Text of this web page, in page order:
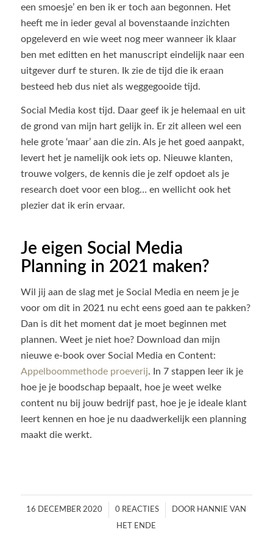
een smoesje’ en ben ik er toch aan begonnen. Het
heeft me in ieder geval al bovenstaande inzichten
opgeleverd en wie weet nog meer wanneer ik klaar
ben met editten en het manuscript eindelijk naar een
uitgever durf te sturen. Ik zie de tijd die ik eraan
besteed heb dus niet als weggegooide tijd.
Social Media kost tijd. Daar geef ik je helemaal en uit
de grond van mijn hart gelijk in. Er zit alleen wel een
hele grote ‘maar’ aan die zin. Als je het goed aanpakt,
levert het je namelijk ook iets op. Nieuwe klanten,
trouwe volgers, de kennis die je zelf opdoet als je
research doet voor een blog… en wellicht ook het
plezier dat ik erin ervaar.
Je eigen Social Media
Planning in 2021 maken?
Wil jij aan de slag met je Social Media en neem je je
voor om dit in 2021 nu echt eens goed aan te pakken?
Dan is dit het moment dat je moet beginnen met
plannen. Weet je niet hoe? Download dan mijn
nieuwe e-book over Social Media en Content:
Appelboommethode proeverij. In 7 stappen leer ik je
hoe je je boodschap bepaalt, hoe je weet welke
content nu bij jouw bedrijf past, hoe je je ideale klant
leert kennen en hoe je nu daadwerkelijk een planning
maakt die werkt.
16 DECEMBER 2020
/ 0 REACTIES
/ DOOR HANNIE VAN
HET ENDE